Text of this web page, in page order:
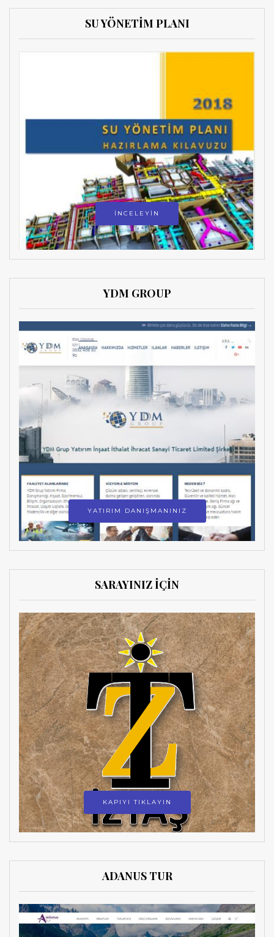
SU YÖNETİM PLANI
İNCELEYİN
YDM GROUP
YATIRIM DANIŞMANINIZ
SARAYINIZ İÇİN
KAPIYI TIKLAYIN
ADANUS TUR